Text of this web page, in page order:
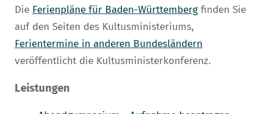
Die Ferienpläne für Baden-Württemberg finden Sie
auf den Seiten des Kultusministeriums,
Ferientermine in anderen Bundesländern
veröffentlicht die Kultusministerkonferenz.
Leistungen